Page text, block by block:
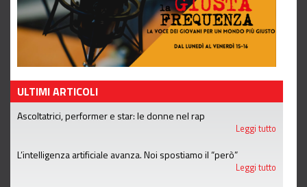
ULTIMI ARTICOLI
Ascoltatrici, performer e star: le donne nel rap
Leggi tutto
L’intelligenza artificiale avanza. Noi spostiamo il “però”
Leggi tutto